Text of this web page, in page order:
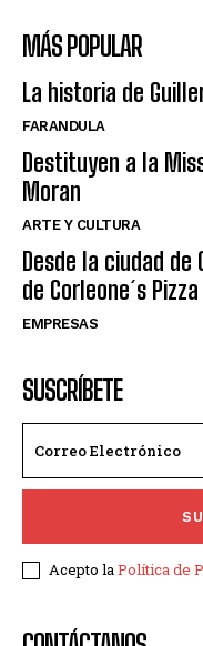
MÁS POPULAR
La historia de
FARANDULA
Destituyen a la
Moran
ARTE Y CULTURA
Desde la ciudad de
de Corleone´s Pizza
EMPRESAS
SUSCRÍBETE
Acepto laPolítica de